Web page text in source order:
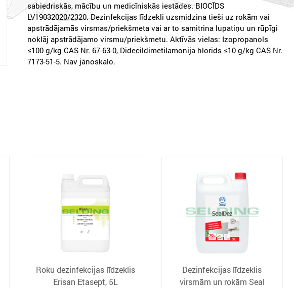
sabiedriskās, mācību un medicīniskās iestādes. BIOCĪDS
LV19032020/2320. Dezinfekcijas līdzekli uzsmidzina tieši uz rokām vai
apstrādājamās virsmas/priekšmeta vai ar to samitrina lupatiņu un rūpīgi
noklāj apstrādājamo virsmu/priekšmetu. Aktīvās vielas: Izopropanols
≤100 g/kg CAS Nr. 67-63-0, Didecildimetilamonija hlorīds ≤10 g/kg CAS Nr.
7173-51-5. Nav jānoskalo.
Roku dezinfekcijas līdzeklis
Erisan Etasept, 5L
Dezinfekcijas līdzeklis
virsmām un rokām Seal